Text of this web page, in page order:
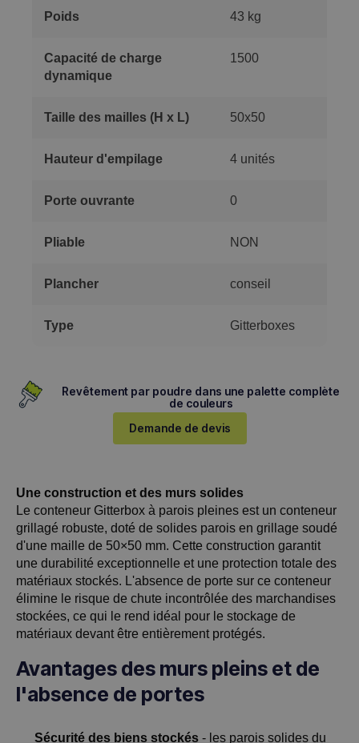
Poids 43 kg
Capacité de charge
dynamique
1500
Taille des mailles (H x L) 50x50
Hauteur d'empilage 4 unités
Porte ouvrante 0
Pliable NON
Plancher conseil
Type Gitterboxes
Revêtement par poudre dans une palette complète
de couleurs
Demande de devis
Une construction et des murs solides
Le conteneur Gitterbox à parois pleines est un conteneur
grillagé robuste, doté de solides parois en grillage soudé
d'une maille de 50×50 mm. Cette construction garantit
une durabilité exceptionnelle et une protection totale des
matériaux stockés. L'absence de porte sur ce conteneur
élimine le risque de chute incontrôlée des marchandises
stockées, ce qui le rend idéal pour le stockage de
matériaux devant être entièrement protégés.
Avantages des murs pleins et de
l'absence de portes
Sécurité des biens stockés- les parois solides du